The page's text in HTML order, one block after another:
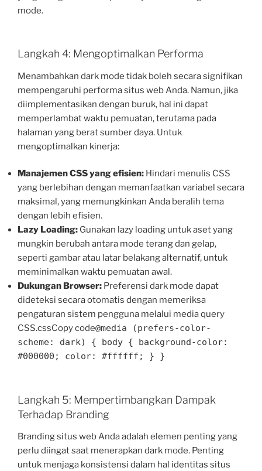
mode.
Langkah 4: Mengoptimalkan Performa
Menambahkan dark mode tidak boleh secara signifikan
mempengaruhi performa situs web Anda. Namun, jika
diimplementasikan dengan buruk, hal ini dapat
memperlambat waktu pemuatan, terutama pada
halaman yang berat sumber daya. Untuk
mengoptimalkan kinerja:
Manajemen CSS yang efisien: Hindari menulis CSS
yang berlebihan dengan memanfaatkan variabel secara
maksimal, yang memungkinkan Anda beralih tema
dengan lebih efisien.
Lazy Loading: Gunakan lazy loading untuk aset yang
mungkin berubah antara mode terang dan gelap,
seperti gambar atau latar belakang alternatif, untuk
meminimalkan waktu pemuatan awal.
Dukungan Browser: Preferensi dark mode dapat
dideteksi secara otomatis dengan memeriksa
pengaturan sistem pengguna melalui media query
CSS.cssCopy code@media (prefers-color-
scheme: dark) { body { background-color:
#000000; color: #ffffff; } }
Langkah 5: Mempertimbangkan Dampak
Terhadap Branding
Branding situs web Anda adalah elemen penting yang
perlu diingat saat menerapkan dark mode. Penting
untuk menjaga konsistensi dalam hal identitas situs